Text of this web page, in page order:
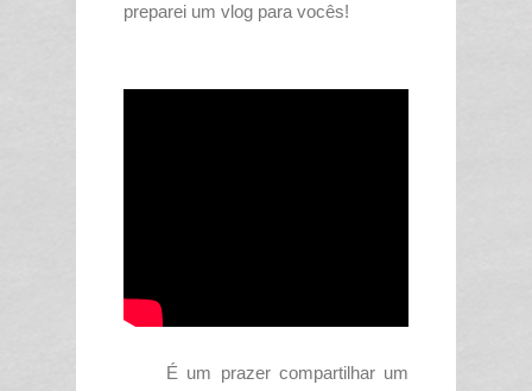
preparei um vlog para vocês!
É um prazer compartilhar um